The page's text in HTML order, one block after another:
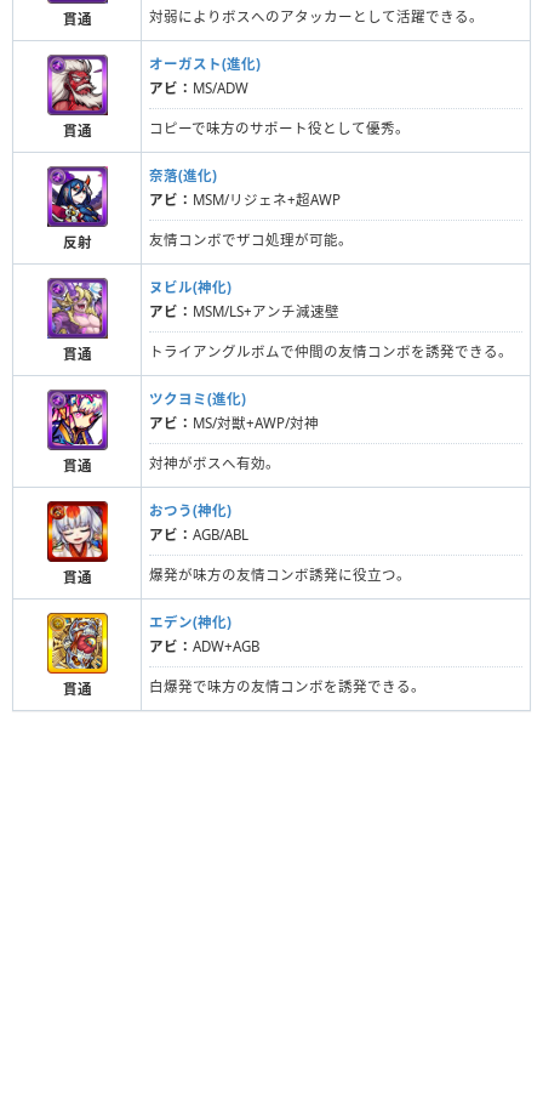
貫通 対弱によりボスへのアタッカーとして活躍できる。
貫通
オーガスト(進化)
アビ： MS/ADW
コピーで味方のサポート役として優秀。
反射
奈落(進化)
アビ： MSM/リジェネ+超AWP
友情コンボでザコ処理が可能。
貫通
ヌビル(神化)
アビ： MSM/LS+アンチ減速壁
トライアングルボムで仲間の友情コンボを誘発できる。
貫通
ツクヨミ(進化)
アビ： MS/対獣+AWP/対神
対神がボスへ有効。
貫通
おつう(神化)
アビ： AGB/ABL
爆発が味方の友情コンボ誘発に役立つ。
貫通
エデン(神化)
アビ： ADW+AGB
白爆発で味方の友情コンボを誘発できる。